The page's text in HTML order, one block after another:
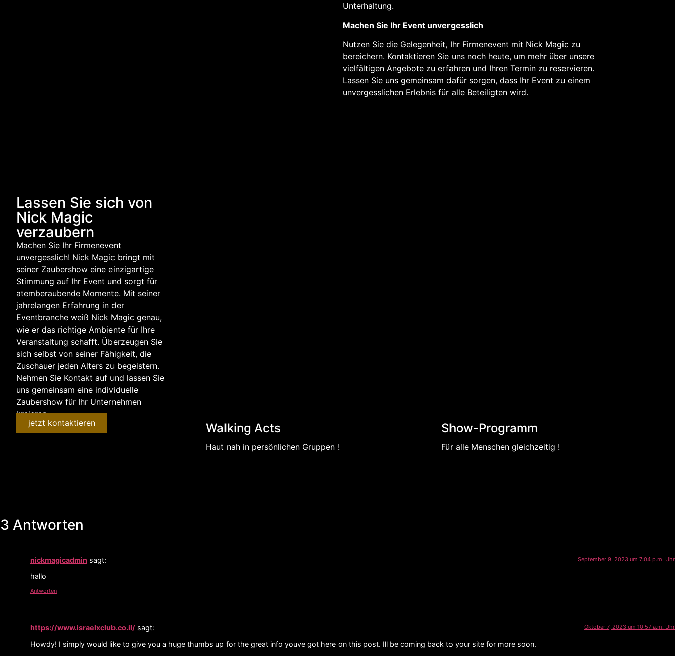
Unterhaltung.
Machen Sie Ihr Event unvergesslich
Nutzen Sie die Gelegenheit, Ihr Firmenevent mit Nick Magic zu
bereichern. Kontaktieren Sie uns noch heute, um mehr über unsere
vielfältigen Angebote zu erfahren und Ihren Termin zu reservieren.
Lassen Sie uns gemeinsam dafür sorgen, dass Ihr Event zu einem
unvergesslichen Erlebnis für alle Beteiligten wird.
Lassen Sie sich von
Nick Magic
verzaubern
Machen Sie Ihr Firmenevent
unvergesslich! Nick Magic bringt mit
seiner Zaubershow eine einzigartige
Stimmung auf Ihr Event und sorgt für
atemberaubende Momente. Mit seiner
jahrelangen Erfahrung in der
Eventbranche weiß Nick Magic genau,
wie er das richtige Ambiente für Ihre
Veranstaltung schafft. Überzeugen Sie
sich selbst von seiner Fähigkeit, die
Zuschauer jeden Alters zu begeistern.
Nehmen Sie Kontakt auf und lassen Sie
uns gemeinsam eine individuelle
Zaubershow für Ihr Unternehmen
kreieren.
jetzt kontaktieren
Walking Acts
Haut nah in persönlichen Gruppen !
Show-Programm
Für alle Menschen gleichzeitig !
3 Antworten
nickmagicadmin sagt: September 9, 2023 um 7:04 p.m. Uhr
hallo
Antworten
https://www.israelxclub.co.il/ sagt: Oktober 7, 2023 um 10:57 a.m. Uhr
Howdy! I simply would like to give you a huge thumbs up for the great info youve got here on this post. Ill be coming back to your site for more soon.